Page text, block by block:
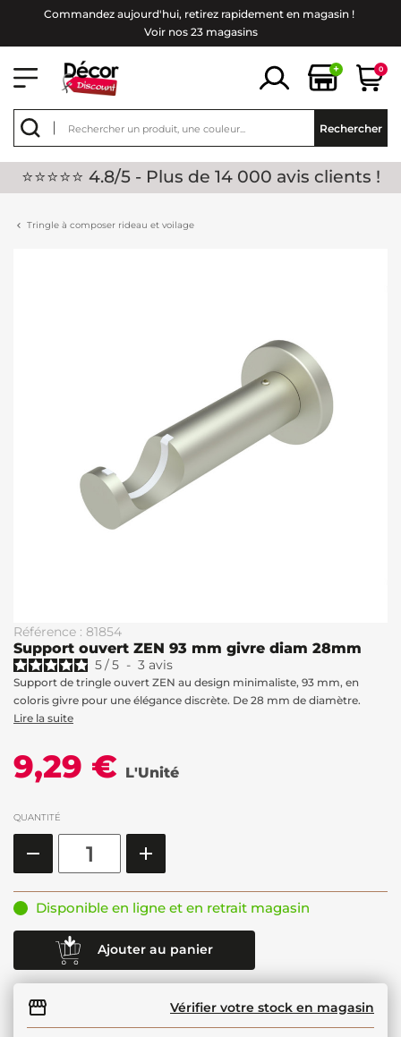
Commandez aujourd'hui, retirez rapidement en magasin !
Voir nos 23 magasins
+ 0
Rechercher
⭐⭐⭐⭐⭐ 4.8/5 - Plus de 14 000 avis clients !
Tringle à composer rideau et voilage
Référence : 81854
Support ouvert ZEN 93 mm givre diam 28mm
5/5 - 3 avis
Support de tringle ouvert ZEN au design minimaliste, 93 mm, en
coloris givre pour une élégance discrète. De 28 mm de diamètre.
Lire la suite
9,29 € L'Unité
QUANTITÉ
Disponible en ligne et en retrait magasin
Ajouter au panier
Vérifier votre stock en magasin